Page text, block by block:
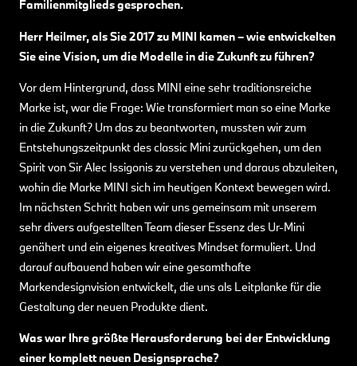
Familienmitglieds gesprochen.
Herr Heilmer, als Sie 2017 zu MINI kamen – wie entwickelten
Sie eine Vision, um die Modelle in die Zukunft zu führen?
Vor dem Hintergrund, dass MINI eine sehr traditionsreiche
Marke ist, war die Frage: Wie transformiert man so eine Marke
in die Zukunft? Um das zu beantworten, mussten wir zum
Entstehungszeitpunkt des classic Mini zurückgehen, um den
Spirit von Sir Alec Issigonis zu verstehen und daraus abzuleiten,
wohin die Marke MINI sich im heutigen Kontext bewegen wird.
Im nächsten Schritt haben wir uns gemeinsam mit unserem
sehr divers aufgestellten Team dieser Essenz des Ur-Mini
genähert und ein eigenes kreatives Mindset formuliert. Und
darauf aufbauend haben wir eine gesamthafte
Markendesignvision entwickelt, die uns als Leitplanke für die
Gestaltung der neuen Produkte dient.
Was war Ihre größte Herausforderung bei der Entwicklung
einer komplett neuen Designsprache?